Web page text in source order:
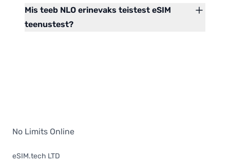
Mis teeb NLO erinevaks teistest eSIM
teenustest?
No Limits Online
eSIM.tech LTD